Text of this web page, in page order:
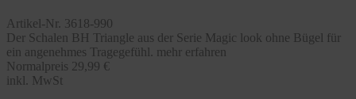
Artikel-Nr. 3618-990
Der Schalen BH Triangle aus der Serie Magic look ohne Bügel für
ein angenehmes Tragegefühl. mehr erfahren
Normalpreis 29,99 €
inkl. MwSt